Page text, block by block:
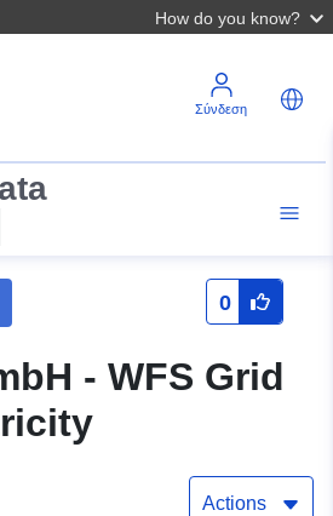
How do you know?
Σύνδεση
0
- WFS Grid
Actions